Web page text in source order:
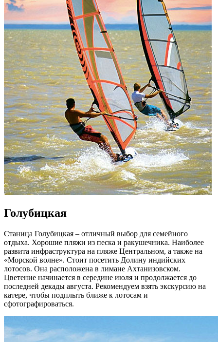
Голубицкая
Станица Голубицкая – отличный выбор для семейного
отдыха. Хорошие пляжи из песка и ракушечника. Наиболее
развита инфраструктура на пляже Центральном, а также на
«Морской волне». Стоит посетить Долину индийских
лотосов. Она расположена в лимане Ахтанизовском.
Цветение начинается в середине июля и продолжается до
последней декады августа. Рекомендуем взять экскурсию на
катере, чтобы подплыть ближе к лотосам и
сфотографироваться.